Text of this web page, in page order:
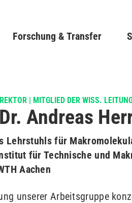
Inhalt
Forschung & Transfer
| MITGLIED DER WISS.
Andreas
Lehrstuhls für
für Technische und
Aachen
unserer Arbeitsgruppe